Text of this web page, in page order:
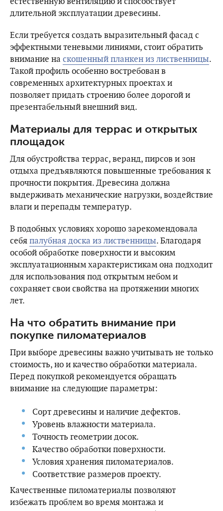
длительной эксплуатации древесины.
Если требуется создать выразительный фасад с
эффектными теневыми линиями, стоит обратить
внимание на скошенный планкен из лиственницы.
Такой профиль особенно востребован в
современных архитектурных проектах и
позволяет придать строению более дорогой и
презентабельный внешний вид.
Материалы для террас и открытых
площадок
Для обустройства террас, веранд, пирсов и зон
отдыха предъявляются повышенные требования к
прочности покрытия. Древесина должна
выдерживать механические нагрузки, воздействие
влаги и перепады температур.
В подобных условиях хорошо зарекомендовала
себяпалубная доска из лиственницы. Благодаря
особой обработке поверхности и высоким
эксплуатационным характеристикам она подходит
для использования под открытым небом и
сохраняет свои свойства на протяжении многих
лет.
На что обратить внимание при
покупке пиломатериалов
При выборе древесины важно учитывать не только
стоимость, но и качество обработки материала.
Перед покупкой рекомендуется обращать
внимание на следующие параметры:
Сорт древесины и наличие дефектов.
Уровень влажности материала.
Точность геометрии досок.
Качество обработки поверхности.
Условия хранения пиломатериалов.
Соответствие размеров проекту.
Качественные пиломатериалы позволяют
избежать проблем во время монтажа и